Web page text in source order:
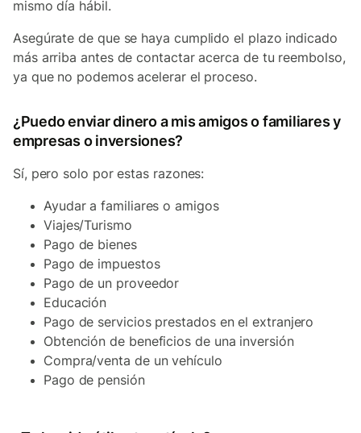
mismo día hábil.
Asegúrate de que se haya cumplido el plazo indicado
más arriba antes de contactar acerca de tu reembolso,
ya que no podemos acelerar el proceso.
¿Puedo enviar dinero a mis amigos o familiares y
empresas o inversiones?
Sí, pero solo por estas razones:
Ayudar a familiares o amigos
Viajes/Turismo
Pago de bienes
Pago de impuestos
Pago de un proveedor
Educación
Pago de servicios prestados en el extranjero
Obtención de beneficios de una inversión
Compra/venta de un vehículo
Pago de pensión